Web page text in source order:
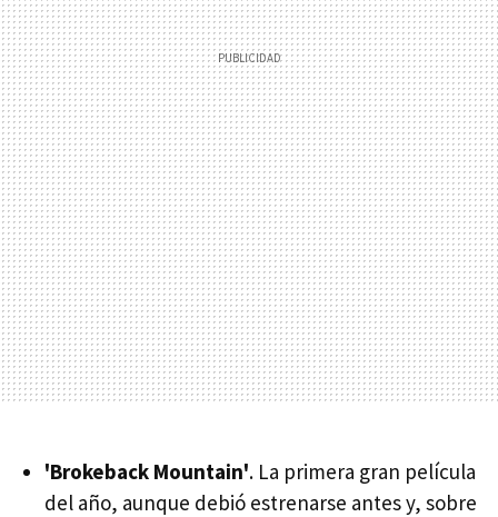
'Brokeback Mountain'. La primera gran película
del año, aunque debió estrenarse antes y, sobre